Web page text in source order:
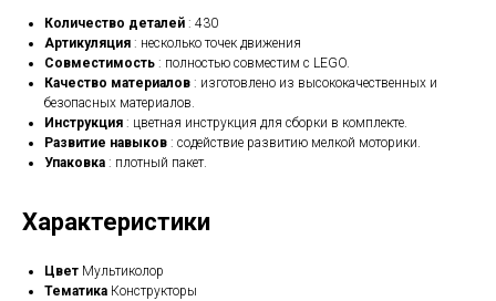
Количество деталей : 430
Артикуляция : несколько точек движения
Совместимость : полностью совместим с LEGO.
Качество материалов : изготовлено из высококачественных и
безопасных материалов.
Инструкция : цветная инструкция для сборки в комплекте.
Развитие навыков : содействие развитию мелкой моторики.
Упаковка : плотный пакет.
Характеристики
Цвет Мультиколор
Тематика Конструкторы